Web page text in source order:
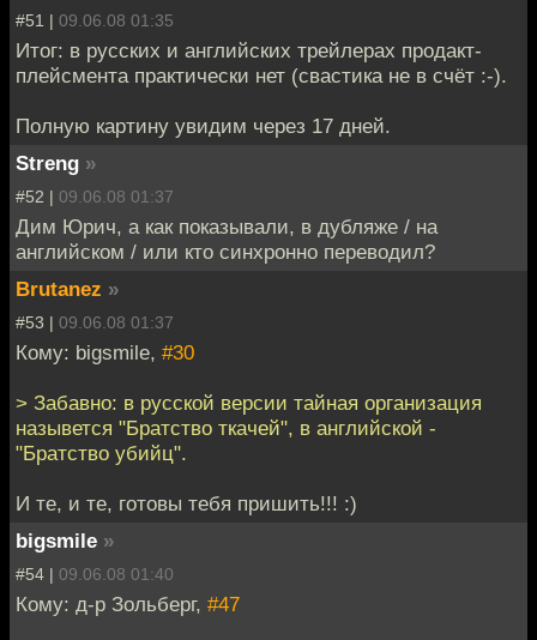
#51 | 09.06.08 01:35
Итог: в русских и английских трейлерах продакт-
плейсмента практически нет (свастика не в счёт :-).
Полную картину увидим через 17 дней.
Streng »
#52 | 09.06.08 01:37
Дим Юрич, а как показывали, в дубляже / на
английском / или кто синхронно переводил?
Brutanez »
#53 | 09.06.08 01:37
Кому: bigsmile, #30
> Забавно: в русской версии тайная организация
назывется "Братство ткачей", в английской -
"Братство убийц".
И те, и те, готовы тебя пришить!!! :)
bigsmile »
#54 | 09.06.08 01:40
Кому: д-р Зольберг, #47